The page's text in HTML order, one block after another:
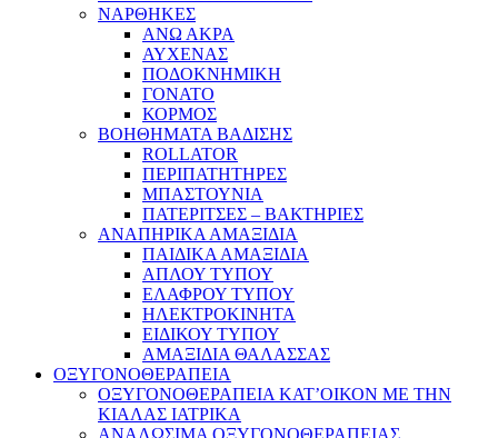
ΝΑΡΘΗΚΕΣ
ΑΝΩ ΑΚΡΑ
ΑΥΧΕΝΑΣ
ΠΟΔΟΚΝΗΜΙΚΗ
ΓΟΝΑΤΟ
ΚΟΡΜΟΣ
ΒΟΗΘΗΜΑΤΑ ΒΑΔΙΣΗΣ
ROLLATOR
ΠΕΡΙΠΑΤΗΤΗΡΕΣ
ΜΠΑΣΤΟΥΝΙΑ
ΠΑΤΕΡΙΤΣΕΣ – ΒΑΚΤΗΡΙΕΣ
ΑΝΑΠΗΡΙΚΑ ΑΜΑΞΙΔΙΑ
ΠΑΙΔΙΚΑ ΑΜΑΞΙΔΙΑ
ΑΠΛΟΥ ΤΥΠΟΥ
ΕΛΑΦΡΟΥ ΤΥΠΟΥ
ΗΛΕΚΤΡΟΚΙΝΗΤΑ
ΕΙΔΙΚΟΥ ΤΥΠΟΥ
ΑΜΑΞΙΔΙΑ ΘΑΛΑΣΣΑΣ
ΟΞΥΓΟΝΟΘΕΡΑΠΕΙΑ
ΟΞΥΓΟΝΟΘΕΡΑΠΕΙΑ ΚΑΤ’ΟΙΚΟΝ ΜΕ ΤΗΝ
ΚΙΑΛΑΣ ΙΑΤΡΙΚΑ